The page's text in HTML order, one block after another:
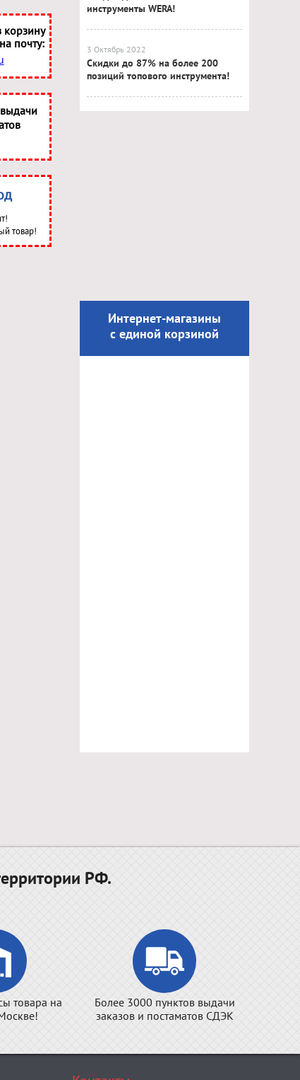
корзину
почту:
товар!
инструменты WERA!
3 Октябрь 2022
Скидки до 87% на более 200
позиций топового инструмента!
Интернет-магазины
с единой корзиной
РФ.
товара на
Более 3000 пунктов выдачи
заказов и постаматов СДЭК